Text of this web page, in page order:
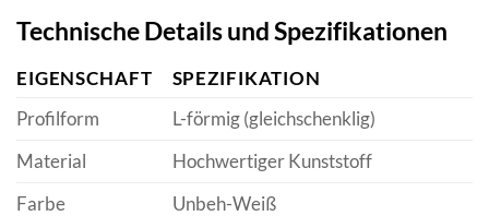
Technische Details und Spezifikationen
EIGENSCHAFT
SPEZIFIKATION
Profilform
L-förmig (gleichschenklig)
Material
Hochwertiger Kunststoff
Farbe
Unbeh-Weiß